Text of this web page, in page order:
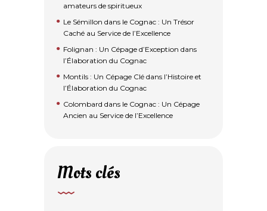
amateurs de spiritueux
Le Sémillon dans le Cognac : Un Trésor
Caché au Service de l’Excellence
Folignan : Un Cépage d’Exception dans
l’Élaboration du Cognac
Montils : Un Cépage Clé dans l’Histoire et
l’Élaboration du Cognac
Colombard dans le Cognac : Un Cépage
Ancien au Service de l’Excellence
Mots clés